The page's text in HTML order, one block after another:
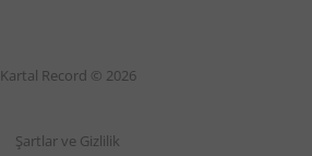
Kartal Record © 2026
Şartlar ve Gizlilik